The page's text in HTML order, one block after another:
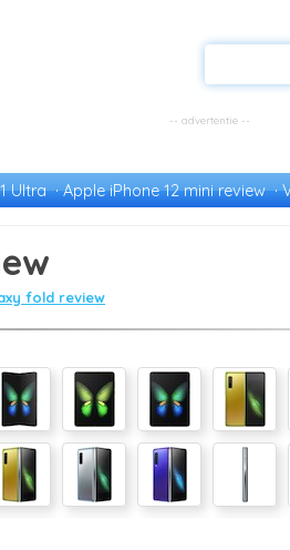
Ultra Apple iPhone 12 mini review
fold review